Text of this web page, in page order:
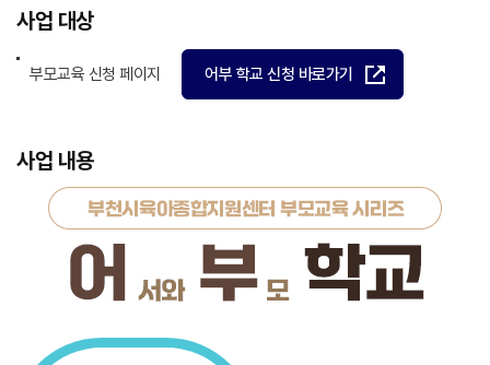
사업 대상
부모교육 신청 페이지 어부 학교 신청 바로가기
사업 내용